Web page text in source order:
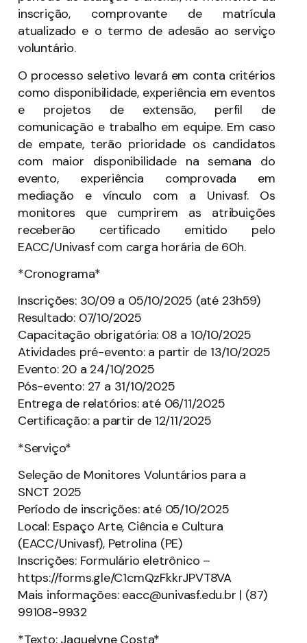
inscrição, comprovante de matrícula
atualizado e o termo de adesão ao serviço
voluntário.
O processo seletivo levará em conta critérios
como disponibilidade, experiência em eventos
e projetos de extensão, perfil de
comunicação e trabalho em equipe. Em caso
de empate, terão prioridade os candidatos
com maior disponibilidade na semana do
evento, experiência comprovada em
mediação e vínculo com a Univasf. Os
monitores que cumprirem as atribuições
receberão certificado emitido pelo
EACC/Univasf com carga horária de 60h.
*Cronograma*
Inscrições: 30/09 a 05/10/2025 (até 23h59)
Resultado: 07/10/2025
Capacitação obrigatória: 08 a 10/10/2025
Atividades pré-evento: a partir de 13/10/2025
Evento: 20 a 24/10/2025
Pós-evento: 27 a 31/10/2025
Entrega de relatórios: até 06/11/2025
Certificação: a partir de 12/11/2025
*Serviço*
Seleção de Monitores Voluntários para a
SNCT 2025
Período de inscrições: até 05/10/2025
Local: Espaço Arte, Ciência e Cultura
(EACC/Univasf), Petrolina (PE)
Inscrições: Formulário eletrônico –
https://forms.gle/C1cmQzFkkrJPVT8VA
Mais informações: eacc@univasf.edu.br | (87)
99108-9932
*Texto: Jaquelyne Costa*